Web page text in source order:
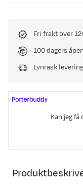
Fri frakt over
100 dagers
Lynrask levering
Kan jeg